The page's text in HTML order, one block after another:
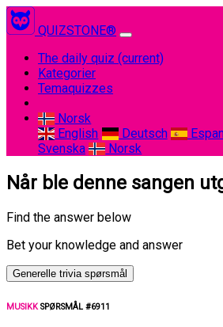
QUIZSTONE®
The daily quiz (current)
Kategorier
Temaquizzes
Norsk
English
Deutsch
Svenska
Norsk
Når ble denne sangen
Find the answer below
Bet your knowledge and answer
Generelle trivia spørsmål
MUSIKKSPØRSMÅL #6911